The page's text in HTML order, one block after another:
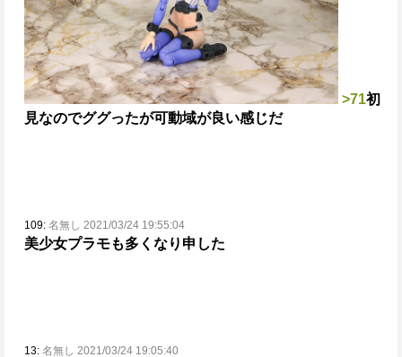
>71初
見なのでググったが可動域が良い感じだ
109: 名無し 2021/03/24 19:55:04
美少女プラモも多くなり申した
13: 名無し 2021/03/24 19:05:40